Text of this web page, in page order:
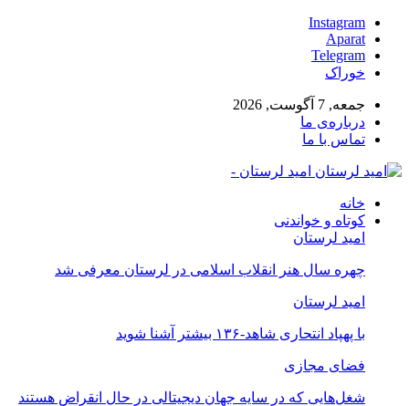
Instagram
Aparat
Telegram
خوراک
جمعه, 7 آگوست, 2026
درباره‌ی ما
تماس با ما
امید لرستان -
خانه
کوتاه و خواندنی
امید لرستان
چهره سال هنر انقلاب اسلامی در لرستان معرفی شد
امید لرستان
با پهپاد انتحاری شاهد-۱۳۶ بیشتر آشنا شوید
فضای مجازی
شغل‌‌هایی که در سایه جهان دیجیتالی در حال انقراض هستند